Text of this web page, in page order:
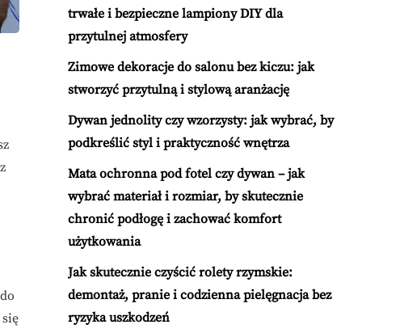
trwałe i bezpieczne lampiony DIY dla
przytulnej atmosfery
Zimowe dekoracje do salonu bez kiczu: jak
stworzyć przytulną i stylową aranżację
Dywan jednolity czy wzorzysty: jak wybrać, by
podkreślić styl i praktyczność wnętrza
Mata ochronna pod fotel czy dywan – jak
wybrać materiał i rozmiar, by skutecznie
chronić podłogę i zachować komfort
użytkowania
Jak skutecznie czyścić rolety rzymskie:
demontaż, pranie i codzienna pielęgnacja bez
ryzyka uszkodzeń